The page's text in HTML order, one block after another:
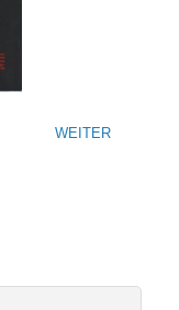
WEITER